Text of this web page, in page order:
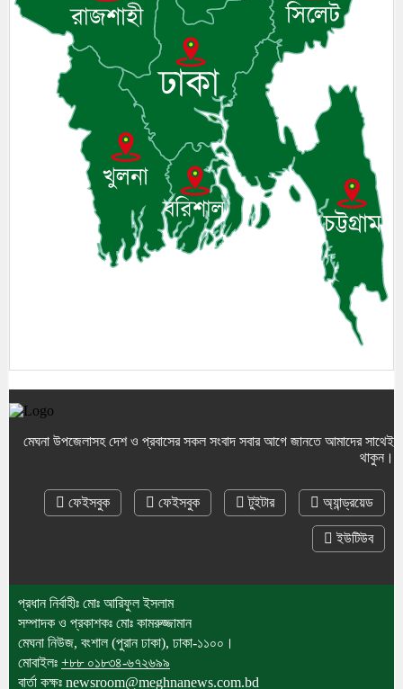
১০। জাতীয় নেতা ড. খন্দকার মোশাররফ
হোসেনের মূল্যায়ন কোথায় এবং একটি বিশ্লেষণ
১। ওয়াদা ভঙ্গ করা মারাত্মক অপরাধ ও তাঁর
শাস্তি কেমন হবে জেনে নিন
২। মেঘনা উপজেলাকে নিয়ে যা বললেন মিসেস
সেলিনা ইসলাম
৩। নাগরপুরে বাবার কাছে পাঙ্গাশ মাছের আবদার
৫। যাতায়াতে চরম ভোগান্তিতে বকশিকান্দাবাসী,
৬। খালাস পাবেন খালেদা জিয়া-অ্যাডভোকেট
জয়নাল আবেদীন।
মেঘনা উপজেলাসহ দেশ ও প্রবাসের সকল সংবাদ সবার আগে জানতে আমাদের সাথেই
থাকুন।
ফেইসবুক ফেইসবুক টুইটার অ্যান্ড্রয়েড
ইউটিউব
প্রধান নির্বাহীঃ মোঃ আরিফুল ইসলাম
সম্পাদক ও প্রকাশকঃ মোঃ কামরুজ্জামান
মেঘনা নিউজ, বংশাল (পুরান ঢাকা), ঢাকা-১১০০।
মোবাইলঃ +৮৮ ০১৮৩৪-৬৭২৬৯৯
বার্তা কক্ষঃ newsroom@meghnanews.com.bd